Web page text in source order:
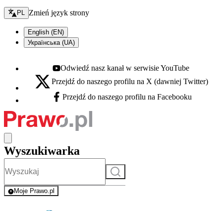
Zmień język - bieżący:
PL Zmień język strony
English (EN)
Українська (UA)
Youtube - otwiera się w nowej karcie
Odwiedź nasz kanał w serwisie YouTube
X - otwiera się w nowej karcie
Przejdź do naszego profilu na X (dawniej Twitter)
Facebook - otwiera się w nowej karcie
Przejdź do naszego profilu na Facebooku
Wyszukiwarka
Szukaj
Moje Prawo.pl
- rejestracja i logowanie do serwisu